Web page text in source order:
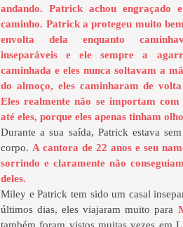
andando. Patrick achou
caminho. Patrick a protegeu muito
envolta dela enquanto
inseparáveis e ele sempre a
caminhada e eles nunca soltavam a
do almoço, eles caminharam de
Eles realmente não se importam
até eles, porque eles apenas tinham
Durante a sua saída, Patrick estava
corpo.A cantora de 22 anos e seu
sorrindo e claramente não
deles.
Miley e Patrick tem sido um casal
últimos dias, eles viajaram muito para